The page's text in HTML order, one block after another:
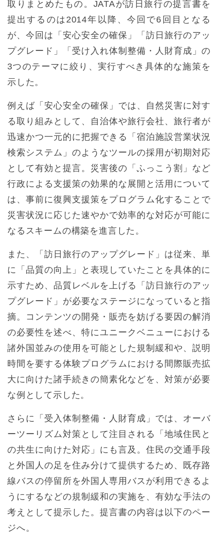
取りまとめたもの。JATAが訪日旅行の提言書を
提出するのは2014年以降、今回で6回目となる
が、今回は「安心安全の確保」「訪日旅行のアッ
プグレード」「受け入れ体制整備・人財育成」の
3つのテーマに絞り、実行すべき具体的な施策を
示した。
例えば「安心安全の確保」では、自然災害に対す
る取り組みとして、自治体や旅行会社、旅行者が
迅速かつ一元的に把握できる「宿泊施設営業状況
検索システム」のようなツールの採用が初期対応
として有効と提言。災害後の「ふっこう割」など
行政による支援策の効果的な展開と活用について
は、事前に復興支援策をプログラム化することで
災害状況に応じた速やかで効率的な対応が可能に
なるスキームの構築を進言した。
また、「訪日旅行のアップグレード」は従来、単
に「品質の向上」と表現していたことを具体的に
示すため、品質レベルを上げる「訪日旅行のアッ
プグレード」が必要なステージになっていると指
摘。コンテンツの開発・販売を妨げる要因の解消
の必要性を述べ、特にユニークベニューにおける
諸外国並みの使用を可能とした規制緩和や、説明
時間を要する体験プログラムにおける間際販売拡
大に向けた諸手続きの簡素化などを、対策が必要
な例として示した。
さらに「受入体制整備・人財育成」では、オーバ
ーツーリズム対策として注目される「地域住民と
の共生に向けた対応」にも言及。住民の交通手段
と外国人の足を住み分けて提供するため、既存路
線バスの停留所を外国人専用バスが利用できるよ
うにするなどの規制緩和の実施を、有効な手法の
考えとして提示した。提言書の内容は以下のペー
ジへ。